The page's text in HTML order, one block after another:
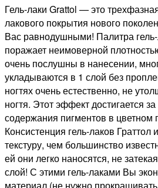
9мл
Гель-лаки Grattol — это
лакового покрытия нового
Вас равнодушными! Палитра гель-
поражает неимоверной
очень послушны в нанесении,
укладываются в 1 слой без
ногтях очень естественно, не
ногтя. Этот эффект достигается
содержания пигментов в цветном
Консистенция гель-лаков Граттол
текстуру, чем большинство
ей они легко наносятся, не
слой! С этими гель-лаками Вы